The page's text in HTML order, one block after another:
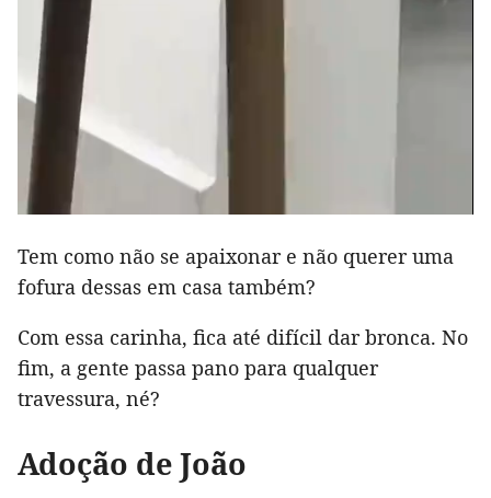
Tem como não se apaixonar e não querer uma
fofura dessas em casa também?
Com essa carinha, fica até difícil dar bronca. No
fim, a gente passa pano para qualquer
travessura, né?
Adoção de João